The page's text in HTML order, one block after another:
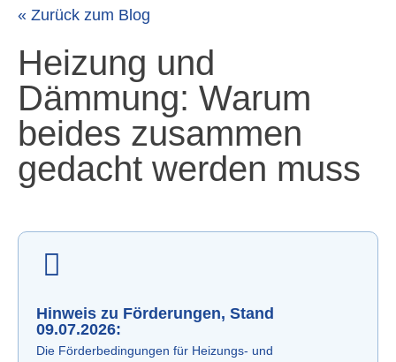
« Zurück zum Blog
Heizung und
Dämmung: Warum
beides zusammen
gedacht werden muss
Hinweis zu Förderungen, Stand
09.07.2026:
Die Förderbedingungen für Heizungs- und